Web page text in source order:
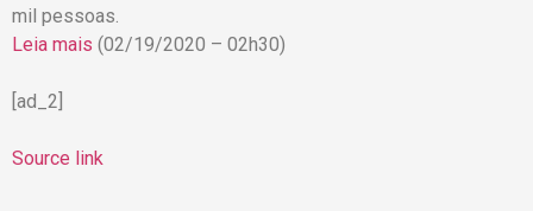
mil pessoas.
Leia mais (02/19/2020 – 02h30)
[ad_2]
Source link